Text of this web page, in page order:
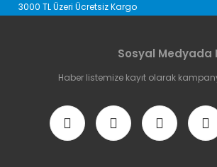
yapın!3000 TL Üzeri Ücretsiz Kargo
Sosyal Medyada
Haber listemize kayıt olarak